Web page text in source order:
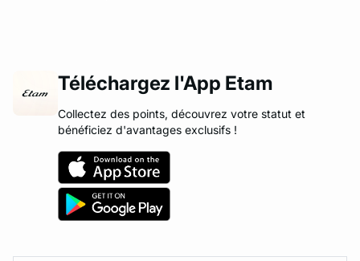
Téléchargez l'App Etam
Collectez des points, découvrez votre statut et
bénéficiez d'avantages exclusifs !